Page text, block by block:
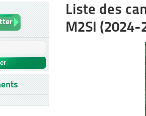
Liste des
M2SI (2024-